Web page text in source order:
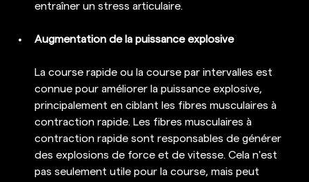
entraîner un stress articulaire.
Augmentation de la puissance explosive
La course rapide ou la course par intervalles est
connue pour améliorer la puissance explosive,
principalement en ciblant les fibres musculaires à
contraction rapide. Les fibres musculaires à
contraction rapide sont responsables de générer
des explosions de force et de vitesse. Cela n'est
pas seulement utile pour la course, mais peut